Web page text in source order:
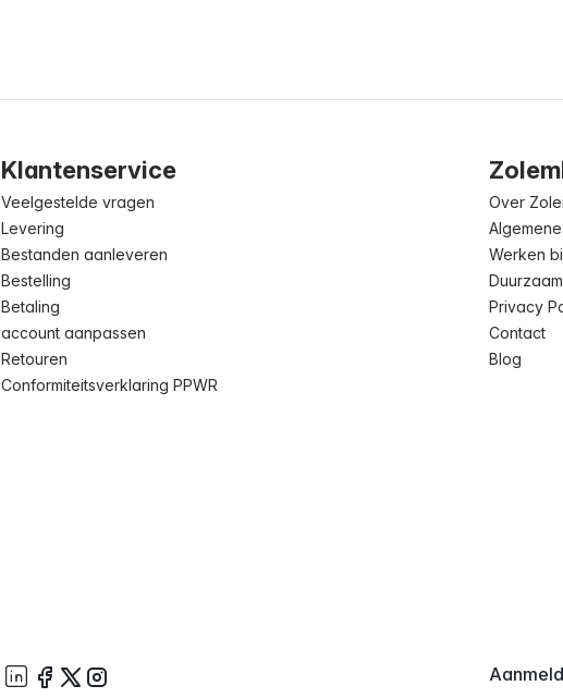
Klantenservice
Veelgestelde vragen
Levering
Bestanden aanleveren
Bestelling
Betaling
account aanpassen
Retouren
Conformiteitsverklaring PPWR
Over
Werken
Privacy
Contact
Blog